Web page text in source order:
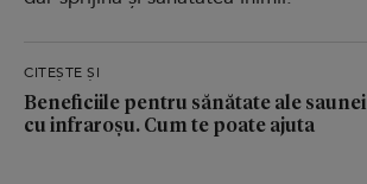
CITEȘTE ȘI
Beneficiile pentru sănătate ale saunei
cu infraroșu. Cum te poate ajuta